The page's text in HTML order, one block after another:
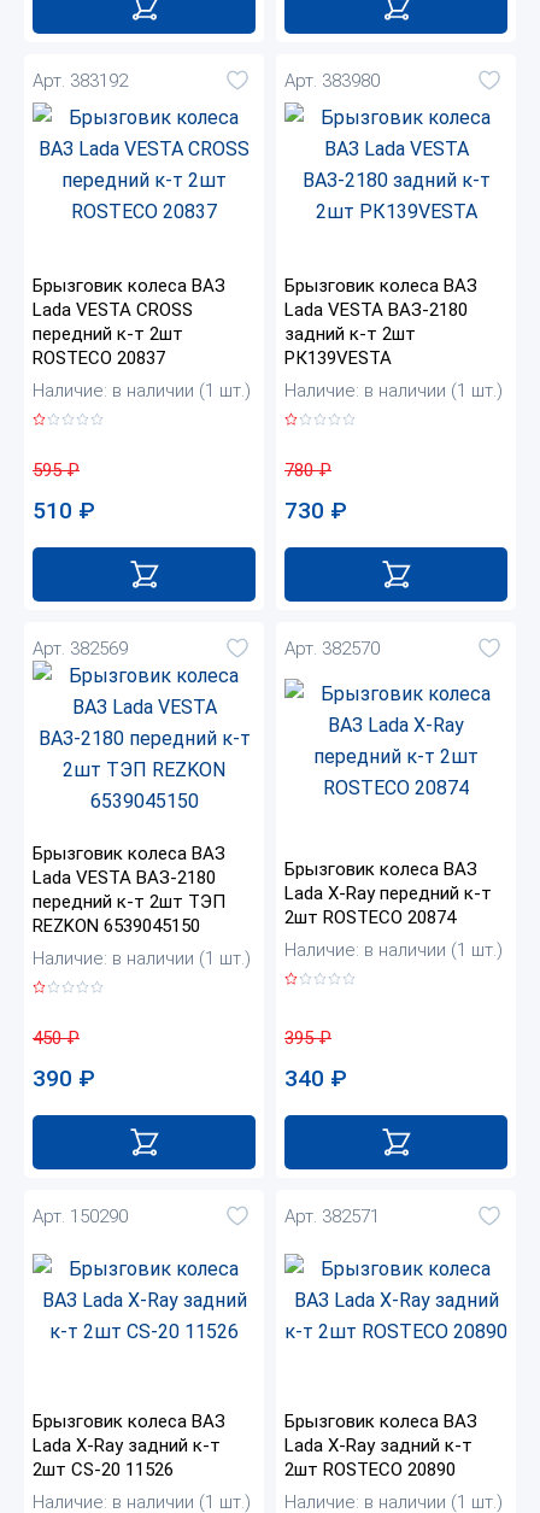
Арт. 383192
Брызговик колеса ВАЗ
Lada VESTA CROSS
передний к-т 2шт
ROSTECO 20837
Наличие: в наличии (1 шт.)
595₽
510 ₽
Арт. 383980
Брызговик колеса ВАЗ
Lada VESTA ВАЗ-2180
задний к-т 2шт
РК139VESTA
Наличие: в наличии (1 шт.)
780₽
730 ₽
Арт. 382569
Брызговик колеса ВАЗ
Lada VESTA ВАЗ-2180
передний к-т 2шт ТЭП
REZKON 6539045150
Наличие: в наличии (1 шт.)
450₽
390 ₽
Арт. 382570
Брызговик колеса ВАЗ
Lada X-Ray передний к-т
2шт ROSTECO 20874
Наличие: в наличии (1 шт.)
395₽
340 ₽
Арт. 150290
Брызговик колеса ВАЗ
Lada X-Ray задний к-т
2шт CS-20 11526
Наличие: в наличии (1 шт.)
Арт. 382571
Брызговик колеса ВАЗ
Lada X-Ray задний к-т
2шт ROSTECO 20890
Наличие: в наличии (1 шт.)